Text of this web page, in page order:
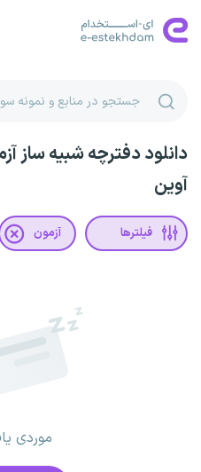
دانلود دفترچه شبیه ساز
آوین
فیلترها آزمون
موردی